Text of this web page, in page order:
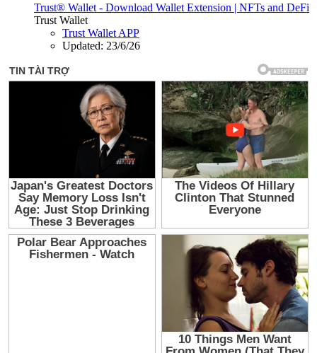
Trust® Wallet - Download Wallet Extension | NFTs and DeFi
Trust Wallet
Trust Wallet APP
Updated: 23/6/26